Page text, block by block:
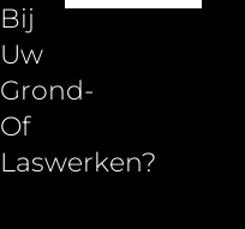
Bij
Uw
Grond-
Of
Laswerken?